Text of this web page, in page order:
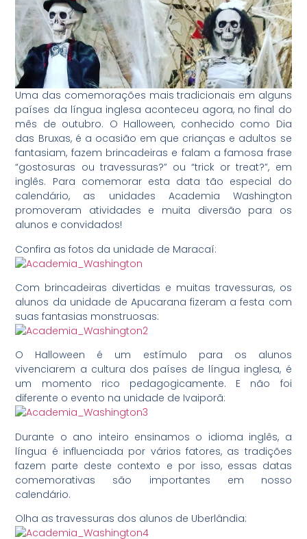
Uma das comemorações mais tradicionais em alguns
países da língua inglesa aconteceu agora, no final do
mês de outubro. O Halloween, conhecido como Dia
das Bruxas, é a ocasião em que crianças e adultos se
fantasiam, fazem brincadeiras e falam a famosa frase
“gostosuras ou travessuras?” ou “trick or treat?”, em
inglês. Para comemorar esta data tão especial do
calendário, as unidades Academia Washington
promoveram atividades e muita diversão para os
alunos e convidados!
Confira as fotos da unidade de Maracaí:
Com brincadeiras divertidas e muitas travessuras, os
alunos da unidade de Apucarana fizeram a festa com
suas fantasias monstruosas:
O Halloween é um estímulo para os alunos
vivenciarem a cultura dos países de língua inglesa, é
um momento rico pedagogicamente. E não foi
diferente o evento na unidade de Ivaiporã:
Durante o ano inteiro ensinamos o idioma inglês, a
língua é influenciada por vários fatores, as tradições
fazem parte deste contexto e por isso, essas datas
comemorativas são importantes em nosso
calendário.
Olha as travessuras dos alunos de Uberlândia: